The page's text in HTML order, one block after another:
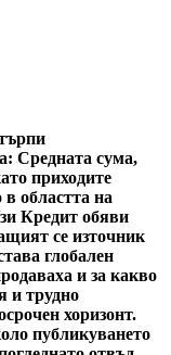
Средната сума,
приходите
областта на
Кредит обяви
се източник
глобален
и за какво
и трудно
хоризонт.
публикуването